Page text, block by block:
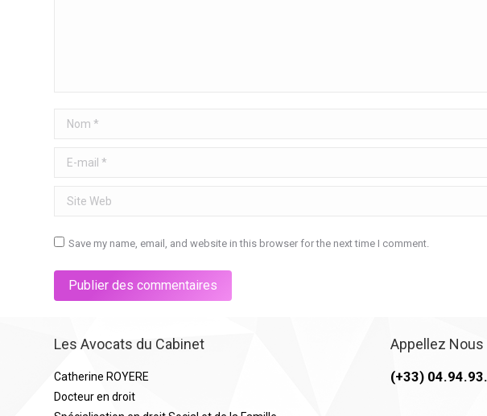
Nom *
E-mail *
Site Web
Save my name, email, and website in this browser for the next time I comment.
Publier des commentaires
Les Avocats du Cabinet
Catherine ROYERE
Docteur en droit
Appellez Nous
(+33)